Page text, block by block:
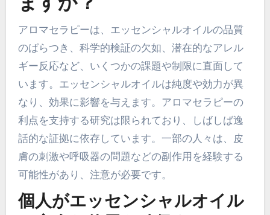
ますか？
アロマセラピーは、エッセンシャルオイルの品質
のばらつき、科学的検証の欠如、潜在的なアレル
ギー反応など、いくつかの課題や制限に直面して
います。エッセンシャルオイルは純度や効力が異
なり、効果に影響を与えます。アロマセラピーの
利点を支持する研究は限られており、しばしば逸
話的な証拠に依存しています。一部の人々は、皮
膚の刺激や呼吸器の問題などの副作用を経験する
可能性があり、注意が必要です。
個人がエッセンシャルオイル